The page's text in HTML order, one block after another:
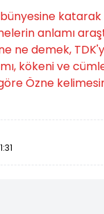
anlamı
ne demek,
kökeni ve
Özne